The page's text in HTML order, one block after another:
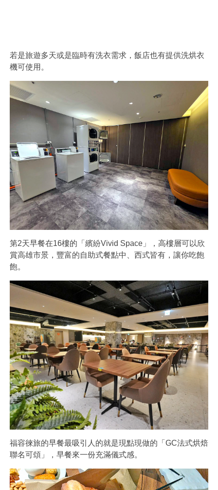
若是旅遊多天或是臨時有洗衣需求，飯店也有提供洗烘衣
機可使用。
第2天早餐在16樓的「繽紛Vivid Space」，高樓層可以欣
賞高雄市景，豐富的自助式餐點中、西式皆有，讓你吃飽
飽。
福容徠旅的早餐最吸引人的就是現點現做的「GC法式烘焙
聯名可頌」，早餐來一份充滿儀式感。